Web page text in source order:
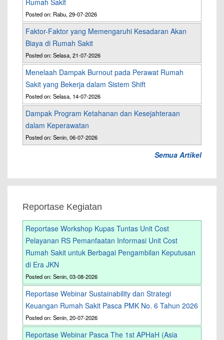
Rumah Sakit
Posted on: Rabu, 29-07-2026
Faktor-Faktor yang Memengaruhi Kesadaran Akan
Biaya di Rumah Sakit
Posted on: Selasa, 21-07-2026
Menelaah Dampak Burnout pada Perawat Rumah
Sakit yang Bekerja dalam Sistem Shift
Posted on: Selasa, 14-07-2026
Dampak Program Ketahanan dan Kesejahteraan
dalam Keperawatan
Posted on: Senin, 06-07-2026
Semua Artikel
Reportase Kegiatan
Reportase Workshop Kupas Tuntas Unit Cost
Pelayanan RS Pemanfaatan Informasi Unit Cost
Rumah Sakit untuk Berbagai Pengambilan Keputusan
di Era JKN
Posted on: Senin, 03-08-2026
Reportase Webinar Sustainability dan Strategi
Keuangan Rumah Sakit Pasca PMK No. 6 Tahun 2026
Posted on: Senin, 20-07-2026
Reportase Webinar Pasca The 1st APHaH (Asia